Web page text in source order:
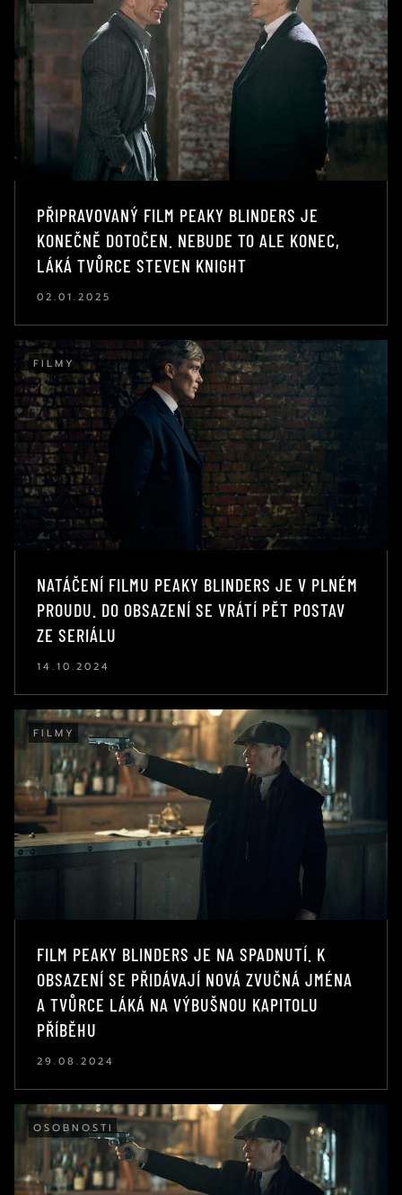
PŘIPRAVOVANÝ FILM PEAKY BLINDERS JE
KONEČNĚ DOTOČEN. NEBUDE TO ALE KONEC,
LÁKÁ TVŮRCE STEVEN KNIGHT
02.01.2025
FILMY
NATÁČENÍ FILMU PEAKY BLINDERS JE V PLNÉM
PROUDU. DO OBSAZENÍ SE VRÁTÍ PĚT POSTAV
ZE SERIÁLU
14.10.2024
FILMY
FILM PEAKY BLINDERS JE NA SPADNUTÍ. K
OBSAZENÍ SE PŘIDÁVAJÍ NOVÁ ZVUČNÁ JMÉNA
A TVŮRCE LÁKÁ NA VÝBUŠNOU KAPITOLU
PŘÍBĚHU
29.08.2024
OSOBNOSTI